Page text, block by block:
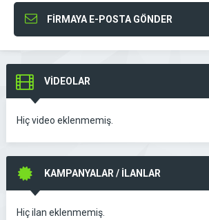
FİRMAYA E-POSTA GÖNDER
VİDEOLAR
Hiç video eklenmemiş.
KAMPANYALAR / İLANLAR
Hiç ilan eklenmemiş.